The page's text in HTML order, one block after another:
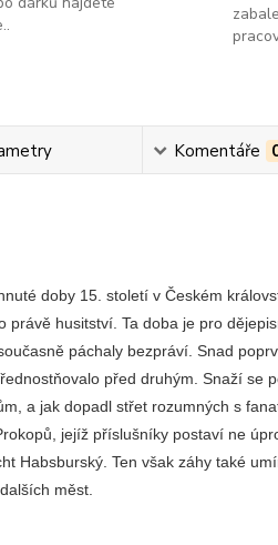
Komentáře
doby 15. století v Českém
husitství. Ta doba je pro
páchaly bezpráví. Snad
před druhým. Snaží se
a jak dopadl střet rozumných s
jejíž příslušníky postaví ne
Habsburský. Ten však záhy také
měst.